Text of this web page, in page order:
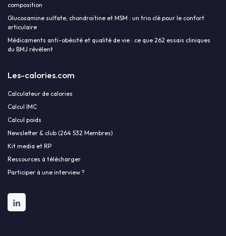
composition
Glucosamine sulfate, chondroïtine et MSM : un trio clé pour le confort
articulaire
Médicaments anti-obésité et qualité de vie : ce que 262 essais cliniques
du BMJ révèlent
Les-calories.com
Calculateur de calories
Calcul IMC
Calcul poids
Newsletter & club (264 532 Membres)
Kit media et RP
Ressources à télécharger
Participer à une interview ?